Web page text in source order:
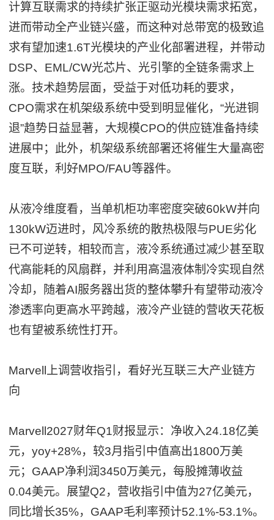
计算互联需求的持续扩张正驱动光模块需求拓宽，
进而带动全产业链兴盛，而这种对总带宽的极致追
求有望加速1.6T光模块的产业化部署进程，并带动
DSP、EML/CW光芯片、光引擎的全链条需求上
涨。技术趋势层面，受益于对低功耗的要求，
CPO需求在机架级系统中受到明显催化，“光进铜
退”趋势日益显著，大规模CPO的供应链准备持续
进展中；此外，机架级系统部署还将催生大量高密
度互联，利好MPO/FAU等器件。
从液冷维度看，当单机柜功率密度突破60kW并向
130kW迈进时，风冷系统的散热极限与PUE劣化
已不可逆转，相较而言，液冷系统通过减少甚至取
代高能耗的风扇群，并利用高温液体制冷实现自然
冷却，随着AI服务器出货的整体攀升有望带动液冷
渗透率向更高水平跨越，液冷产业链的营收天花板
也有望被系统性打开。
Marvell上调营收指引，看好光互联三大产业链方
向
Marvell2027财年Q1财报显示：净收入24.18亿美
元，yoy+28%，较3月指引中值高出1800万美
元；GAAP净利润3450万美元，每股摊薄收益
0.04美元。展望Q2，营收指引中值为27亿美元，
同比增长35%，GAAP毛利率预计52.1%-53.1%。